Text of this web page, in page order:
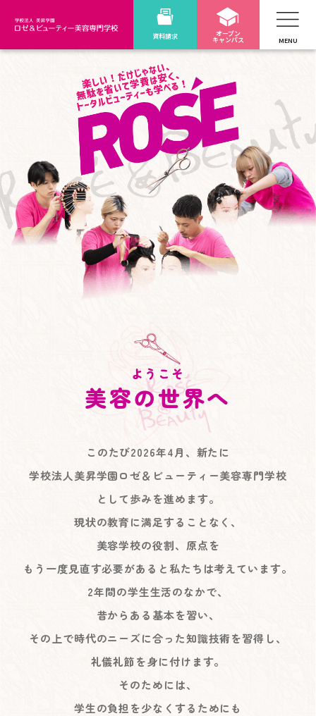
資料請求 オープン
キャンパス MENU
ようこそ
美容の世界へ
このたび2026年4月、新たに
学校法人美昇学園ロゼ＆ビューティー美容専門学校
として歩みを進めます。
現状の教育に満足することなく、
美容学校の役割、原点を
もう一度見直す必要があると私たちは考えています。
2年間の学生生活のなかで、
昔からある基本を習い、
その上で時代のニーズに合った知識技術を習得し、
礼儀礼節を身に付けます。
そのためには、
学生の負担を少なくするためにも